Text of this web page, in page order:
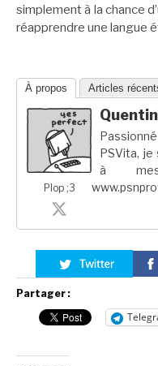
simplement à la chance
réapprendre une langue
À propos Articles
Plop ;3
PSVita,
à
Partager :